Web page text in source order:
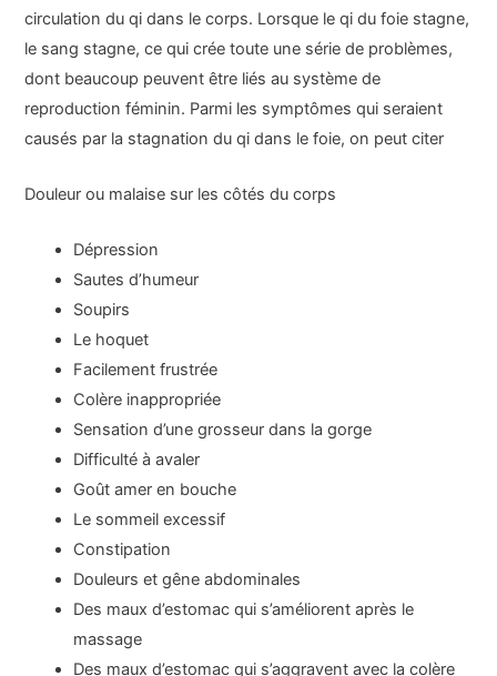
circulation du qi dans le corps. Lorsque le qi du foie stagne,
le sang stagne, ce qui crée toute une série de problèmes,
dont beaucoup peuvent être liés au système de
reproduction féminin. Parmi les symptômes qui seraient
causés par la stagnation du qi dans le foie, on peut citer
Douleur ou malaise sur les côtés du corps
Dépression
Sautes d’humeur
Soupirs
Le hoquet
Facilement frustrée
Colère inappropriée
Sensation d’une grosseur dans la gorge
Difficulté à avaler
Goût amer en bouche
Le sommeil excessif
Constipation
Douleurs et gêne abdominales
Des maux d’estomac qui s’améliorent après le
massage
Des maux d’estomac qui s’aggravent avec la colère